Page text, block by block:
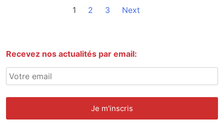
1 2 3 Next
Recevez nos actualités par email: